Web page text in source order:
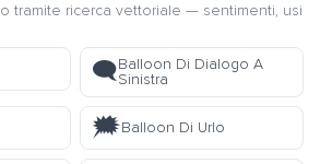
tramite ricerca vettoriale — sentimenti, usi
🗨️Balloon Di Dialogo A
Sinistra
🗯️Balloon Di Urlo